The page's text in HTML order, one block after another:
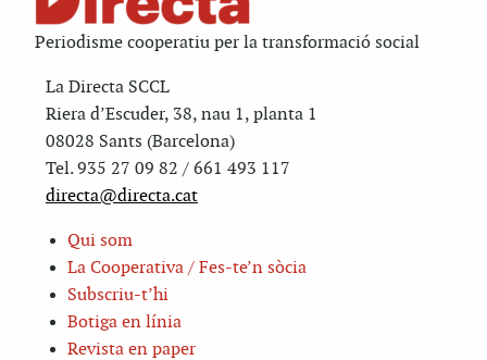
Periodisme cooperatiu per la transformació social
La Directa SCCL
Riera d’Escuder, 38, nau 1, planta 1
08028 Sants (Barcelona)
Tel. 935 27 09 82 / 661 493 117
directa@directa.cat
Qui som
La Cooperativa / Fes-te’n sòcia
Subscriu-t’hi
Botiga en línia
Revista en paper